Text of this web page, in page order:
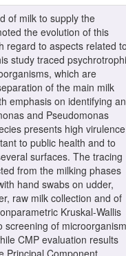
of milk to supply the
the evolution of this
regard to aspects related
study traced
which are
of the main milk
emphasis on identifying
and Pseudomonas
presents high
to public health and to
surfaces. The tracing
from the milking phases
hand swabs on udder,
raw milk collection and of
Kruskal-Wallis
screening of
CMP evaluation results
Principal Component